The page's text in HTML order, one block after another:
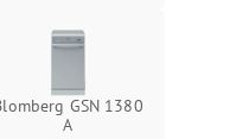
GSN 1380
A